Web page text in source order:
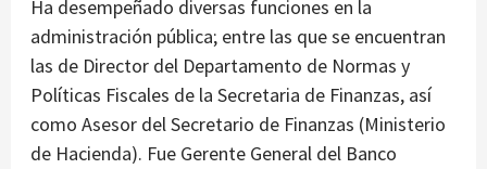
Ha desempeñado diversas funciones en la
administración pública; entre las que se encuentran
las de Director del Departamento de Normas y
Políticas Fiscales de la Secretaria de Finanzas, así
como Asesor del Secretario de Finanzas (Ministerio
de Hacienda). Fue Gerente General del Banco